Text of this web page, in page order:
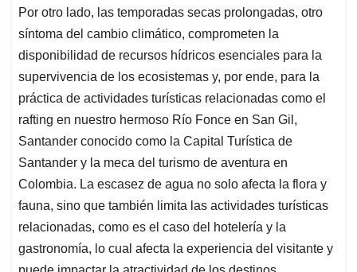
Por otro lado, las temporadas secas prolongadas, otro
síntoma del cambio climático, comprometen la
disponibilidad de recursos hídricos esenciales para la
supervivencia de los ecosistemas y, por ende, para la
práctica de actividades turísticas relacionadas como el
rafting en nuestro hermoso Río Fonce en San Gil,
Santander conocido como la Capital Turística de
Santander y la meca del turismo de aventura en
Colombia. La escasez de agua no solo afecta la flora y
fauna, sino que también limita las actividades turísticas
relacionadas, como es el caso del hotelería y la
gastronomía, lo cual afecta la experiencia del visitante y